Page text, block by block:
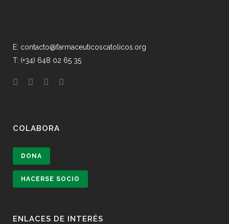
E: contacto@farmaceuticoscatolicos.org
T: (+34) 648 02 65 35
COLABORA
DONA
HACERSE SOCIO
ENLACES DE INTERÉS